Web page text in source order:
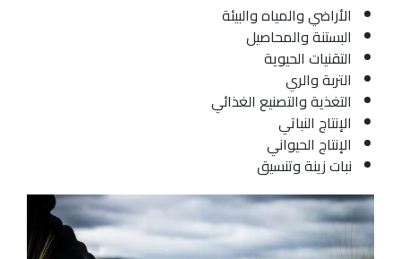
الأراضي والمياه والبيئة
البستنة والمحاصيل
التقنيات الحيوية
التربة والري
التغذية والتصنيع الغذائي
الإنتاج النباتي
الإنتاج الحيواني
نبات زينة وتنسيق